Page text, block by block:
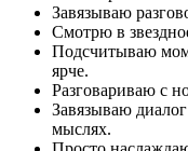
Завязываю
Смотрю в
Подсчитываю
ярче.
Разговариваю с
Завязываю
мыслях.